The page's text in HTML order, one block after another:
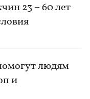
23 – 60 лет
людям
и